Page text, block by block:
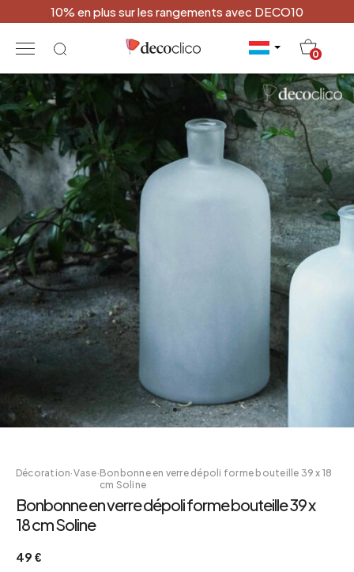
10% en plus sur les rangements avec DECO10
0
Décoration·Vase·Bonbonne en verre dépoli forme bouteille 39 x 18
cm Soline
Bonbonne en verre dépoli forme bouteille 39 x
18 cm Soline
49 €